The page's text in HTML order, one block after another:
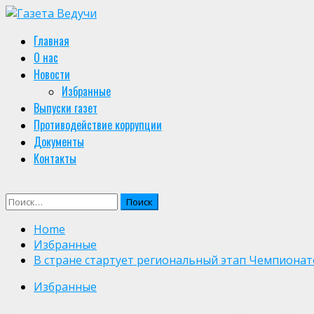
Skip
content
Primary
Menu
Главная
О нас
Новости
Избранные
Выпуски газет
Противодействие коррупции
Документы
Контакты
Найти:
Home
Избранные
В стране стартует региональный этап
Избранные